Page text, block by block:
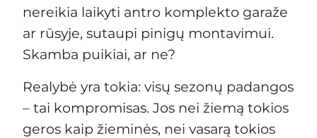
nereikia laikyti antro komplekto garaže
ar rūsyje, sutaupi pinigų montavimui.
Skamba puikiai, ar ne?
Realybė yra tokia: visų sezonų padangos
– tai kompromisas. Jos nei žiemą tokios
geros kaip žieminės, nei vasarą tokios